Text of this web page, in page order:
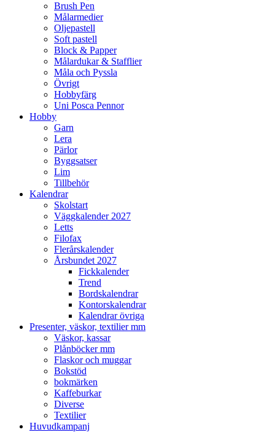
Brush Pen
Målarmedier
Oljepastell
Soft pastell
Block & Papper
Målardukar & Stafflier
Måla och Pyssla
Övrigt
Hobbyfärg
Uni Posca Pennor
Hobby
Garn
Lera
Pärlor
Byggsatser
Lim
Tillbehör
Kalendrar
Skolstart
Väggkalender 2027
Letts
Filofax
Flerårskalender
Årsbundet 2027
Fickkalender
Trend
Bordskalendrar
Kontorskalendrar
Kalendrar övriga
Presenter, väskor, textilier mm
Väskor, kassar
Plånböcker mm
Flaskor och muggar
Bokstöd
bokmärken
Kaffeburkar
Diverse
Textilier
Huvudkampanj